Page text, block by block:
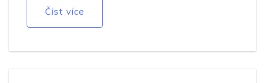
Číst více